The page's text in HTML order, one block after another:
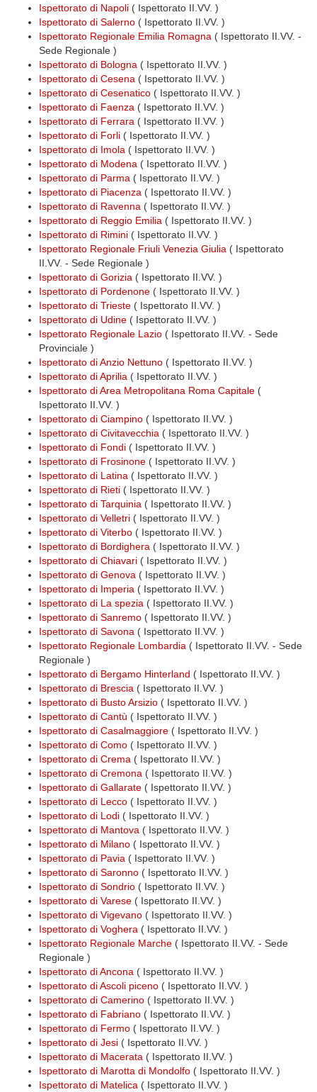
Ispettorato di Napoli ( Ispettorato II.VV. )
Ispettorato di Salerno ( Ispettorato II.VV. )
Ispettorato Regionale Emilia Romagna ( Ispettorato II.VV. -
Sede Regionale )
Ispettorato di Bologna ( Ispettorato II.VV. )
Ispettorato di Cesena ( Ispettorato II.VV. )
Ispettorato di Cesenatico ( Ispettorato II.VV. )
Ispettorato di Faenza ( Ispettorato II.VV. )
Ispettorato di Ferrara ( Ispettorato II.VV. )
Ispettorato di Forli ( Ispettorato II.VV. )
Ispettorato di Imola ( Ispettorato II.VV. )
Ispettorato di Modena ( Ispettorato II.VV. )
Ispettorato di Parma ( Ispettorato II.VV. )
Ispettorato di Piacenza ( Ispettorato II.VV. )
Ispettorato di Ravenna ( Ispettorato II.VV. )
Ispettorato di Reggio Emilia ( Ispettorato II.VV. )
Ispettorato di Rimini ( Ispettorato II.VV. )
Ispettorato Regionale Friuli Venezia Giulia ( Ispettorato
II.VV. - Sede Regionale )
Ispettorato di Gorizia ( Ispettorato II.VV. )
Ispettorato di Pordenone ( Ispettorato II.VV. )
Ispettorato di Trieste ( Ispettorato II.VV. )
Ispettorato di Udine ( Ispettorato II.VV. )
Ispettorato Regionale Lazio ( Ispettorato II.VV. - Sede
Provinciale )
Ispettorato di Anzio Nettuno ( Ispettorato II.VV. )
Ispettorato di Aprilia ( Ispettorato II.VV. )
Ispettorato di Area Metropolitana Roma Capitale (
Ispettorato II.VV. )
Ispettorato di Ciampino ( Ispettorato II.VV. )
Ispettorato di Civitavecchia ( Ispettorato II.VV. )
Ispettorato di Fondi ( Ispettorato II.VV. )
Ispettorato di Frosinone ( Ispettorato II.VV. )
Ispettorato di Latina ( Ispettorato II.VV. )
Ispettorato di Rieti ( Ispettorato II.VV. )
Ispettorato di Tarquinia ( Ispettorato II.VV. )
Ispettorato di Velletri ( Ispettorato II.VV. )
Ispettorato di Viterbo ( Ispettorato II.VV. )
Ispettorato di Bordighera ( Ispettorato II.VV. )
Ispettorato di Chiavari ( Ispettorato II.VV. )
Ispettorato di Genova ( Ispettorato II.VV. )
Ispettorato di Imperia ( Ispettorato II.VV. )
Ispettorato di La spezia ( Ispettorato II.VV. )
Ispettorato di Sanremo ( Ispettorato II.VV. )
Ispettorato di Savona ( Ispettorato II.VV. )
Ispettorato Regionale Lombardia ( Ispettorato II.VV. - Sede
Regionale )
Ispettorato di Bergamo Hinterland ( Ispettorato II.VV. )
Ispettorato di Brescia ( Ispettorato II.VV. )
Ispettorato di Busto Arsizio ( Ispettorato II.VV. )
Ispettorato di Cantù ( Ispettorato II.VV. )
Ispettorato di Casalmaggiore ( Ispettorato II.VV. )
Ispettorato di Como ( Ispettorato II.VV. )
Ispettorato di Crema ( Ispettorato II.VV. )
Ispettorato di Cremona ( Ispettorato II.VV. )
Ispettorato di Gallarate ( Ispettorato II.VV. )
Ispettorato di Lecco ( Ispettorato II.VV. )
Ispettorato di Lodi ( Ispettorato II.VV. )
Ispettorato di Mantova ( Ispettorato II.VV. )
Ispettorato di Milano ( Ispettorato II.VV. )
Ispettorato di Pavia ( Ispettorato II.VV. )
Ispettorato di Saronno ( Ispettorato II.VV. )
Ispettorato di Sondrio ( Ispettorato II.VV. )
Ispettorato di Varese ( Ispettorato II.VV. )
Ispettorato di Vigevano ( Ispettorato II.VV. )
Ispettorato di Voghera ( Ispettorato II.VV. )
Ispettorato Regionale Marche ( Ispettorato II.VV. - Sede
Regionale )
Ispettorato di Ancona ( Ispettorato II.VV. )
Ispettorato di Ascoli piceno ( Ispettorato II.VV. )
Ispettorato di Camerino ( Ispettorato II.VV. )
Ispettorato di Fabriano ( Ispettorato II.VV. )
Ispettorato di Fermo ( Ispettorato II.VV. )
Ispettorato di Jesi ( Ispettorato II.VV. )
Ispettorato di Macerata ( Ispettorato II.VV. )
Ispettorato di Marotta di Mondolfo ( Ispettorato II.VV. )
Ispettorato di Matelica ( Ispettorato II.VV. )